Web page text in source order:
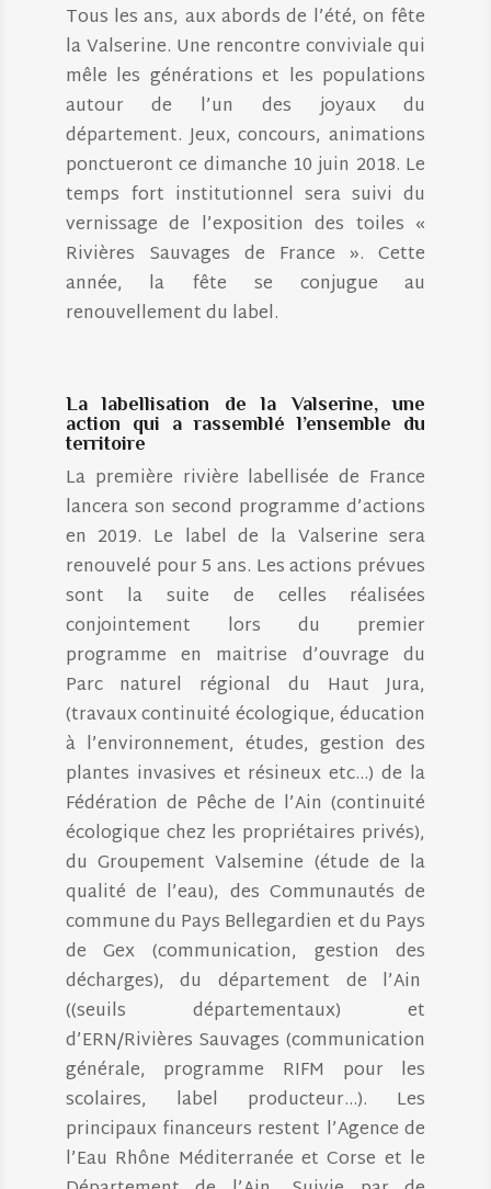
Tous les ans, aux abords de l’été, on fête
la Valserine. Une rencontre conviviale qui
mêle les générations et les populations
autour de l’un des joyaux du
département. Jeux, concours, animations
ponctueront ce dimanche 10 juin 2018. Le
temps fort institutionnel sera suivi du
vernissage de l’exposition des toiles «
Rivières Sauvages de France ». Cette
année, la fête se conjugue au
renouvellement du label.
La labellisation de la Valserine, une
action qui a rassemblé l’ensemble du
territoire
La première rivière labellisée de France
lancera son second programme d’actions
en 2019. Le label de la Valserine sera
renouvelé pour 5 ans. Les actions prévues
sont la suite de celles réalisées
conjointement lors du premier
programme en maitrise d’ouvrage du
Parc naturel régional du Haut Jura,
(travaux continuité écologique, éducation
à l’environnement, études, gestion des
plantes invasives et résineux etc…) de la
Fédération de Pêche de l’Ain (continuité
écologique chez les propriétaires privés),
du Groupement Valsemine (étude de la
qualité de l’eau), des Communautés de
commune du Pays Bellegardien et du Pays
de Gex (communication, gestion des
décharges), du département de l’Ain
((seuils départementaux) et
d’ERN/Rivières Sauvages (communication
générale, programme RIFM pour les
scolaires, label producteur…). Les
principaux financeurs restent l’Agence de
l’Eau Rhône Méditerranée et Corse et le